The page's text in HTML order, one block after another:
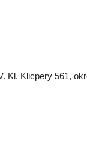
Kl. Klicpery 561,